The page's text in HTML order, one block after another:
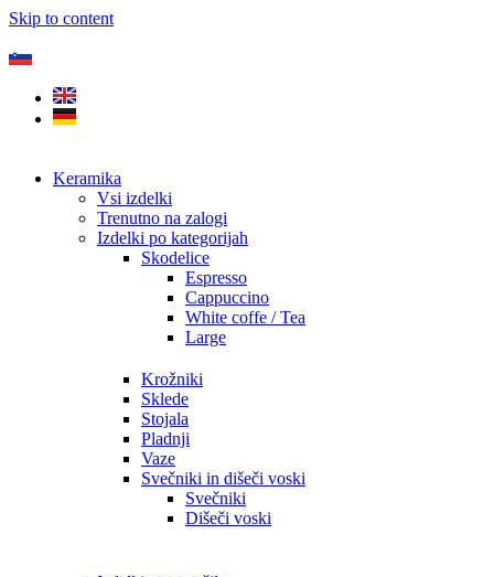
Skip to content
Keramika
Vsi izdelki
Trenutno na zalogi
Izdelki po kategorijah
Skodelice
Espresso
Cappuccino
White coffe / Tea
Large
Krožniki
Sklede
Stojala
Pladnji
Vaze
Svečniki in dišeči voski
Svečniki
Dišeči voski